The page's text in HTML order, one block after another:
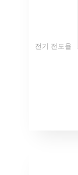
전기 전도율